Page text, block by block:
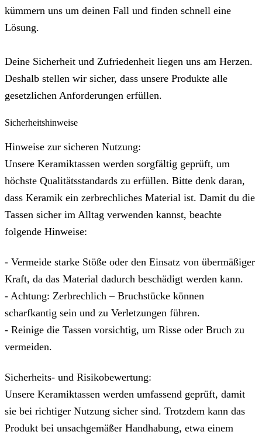
kümmern uns um deinen Fall und finden schnell eine
Lösung.
Deine Sicherheit und Zufriedenheit liegen uns am Herzen.
Deshalb stellen wir sicher, dass unsere Produkte alle
gesetzlichen Anforderungen erfüllen.
Sicherheitshinweise
Hinweise zur sicheren Nutzung:
Unsere Keramiktassen werden sorgfältig geprüft, um
höchste Qualitätsstandards zu erfüllen. Bitte denk daran,
dass Keramik ein zerbrechliches Material ist. Damit du die
Tassen sicher im Alltag verwenden kannst, beachte
folgende Hinweise:
- Vermeide starke Stöße oder den Einsatz von übermäßiger
Kraft, da das Material dadurch beschädigt werden kann.
- Achtung: Zerbrechlich – Bruchstücke können
scharfkantig sein und zu Verletzungen führen.
- Reinige die Tassen vorsichtig, um Risse oder Bruch zu
vermeiden.
Sicherheits- und Risikobewertung:
Unsere Keramiktassen werden umfassend geprüft, damit
sie bei richtiger Nutzung sicher sind. Trotzdem kann das
Produkt bei unsachgemäßer Handhabung, etwa einem